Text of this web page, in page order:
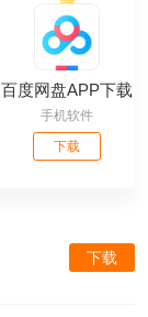
百度网盘APP下载
安装官方免费下载
手机软件
下载
下载